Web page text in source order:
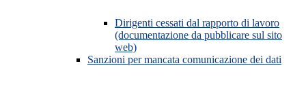
Dirigenti cessati dal rapporto di lavoro
(documentazione da pubblicare sul sito
web)
Sanzioni per mancata comunicazione dei dati